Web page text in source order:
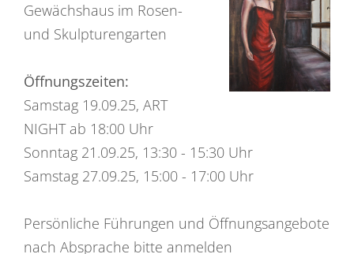
Gewächshaus im Rosen-
und Skulpturengarten
Öffnungszeiten:
Samstag 19.09.25, ART
NIGHT ab 18:00 Uhr
Sonntag 21.09.25, 13:30 - 15:30 Uhr
Samstag 27.09.25, 15:00 - 17:00 Uhr
Persönliche Führungen und Öffnungsangebote
nach Absprache bitte anmelden